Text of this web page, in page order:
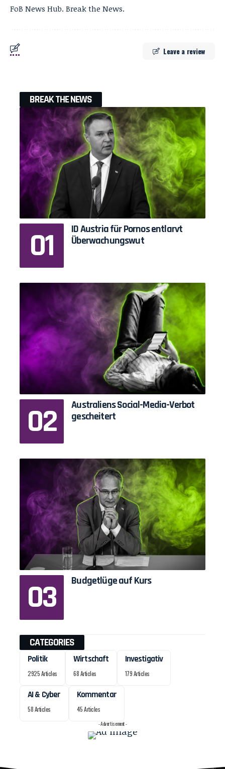
FoB News Hub. Break the News.
Leave a review
BREAK THE NEWS
ID Austria für Pornos entlarvt
Überwachungswut
Australiens Social-Media-Verbot
gescheitert
Budgetlüge auf Kurs
CATEGORIES
Politik
2925 Articles
Wirtschaft
68 Articles
Investigativ
179 Articles
AI & Cyber
58 Articles
Kommentar
45 Articles
- Advertisement -